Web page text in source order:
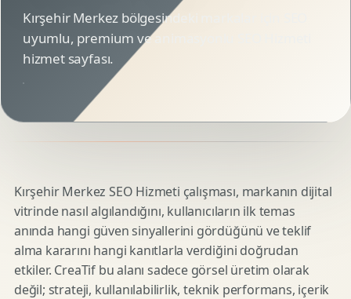
Kırşehir Merkez bölgesindeki markalar için SEO
uyumlu, premium ve animasyonlu SEO Hizmeti
hizmet sayfası.
Kırşehir Merkez SEO Hizmeti çalışması, markanın dijital
vitrinde nasıl algılandığını, kullanıcıların ilk temas
anında hangi güven sinyallerini gördüğünü ve teklif
alma kararını hangi kanıtlarla verdiğini doğrudan
etkiler. CreaTif bu alanı sadece görsel üretim olarak
değil; strateji, kullanılabilirlik, teknik performans, içerik